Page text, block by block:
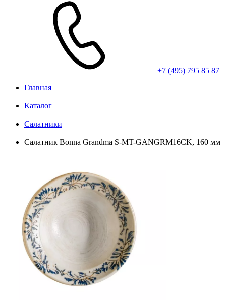
+7 (495) 795 85 87
Главная
|
Каталог
|
Салатники
|
Салатник Bonna Grandma S-MT-GANGRM16CK, 160 мм